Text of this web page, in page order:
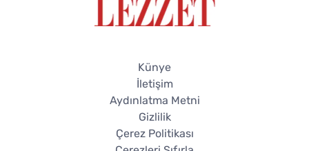
Künye
İletişim
Aydınlatma Metni
Gizlilik
Çerez Politikası